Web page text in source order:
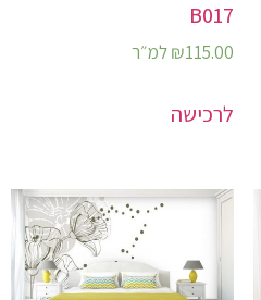
B017
₪115.00 למ״ר
לרכישה